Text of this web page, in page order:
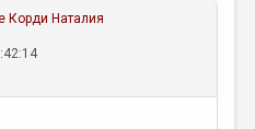
Корди Наталия